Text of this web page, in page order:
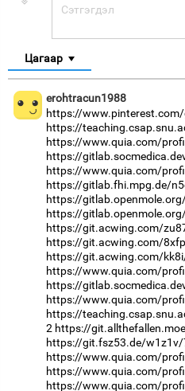
Цагаар
erohtracun1988
https://www.pinterest.com/
https://
https://www.quia.com/
https://
https://www.quia.com/
https://gitlab.fhi.mpg.de/
https://
https://
https://git.acwing.com/
https://git.acwing.com/
https://git.acwing.com/
https://www.quia.com/
https://
https://www.quia.com/
https://
2 https://
https://git.fsz53.de/
https://www.quia.com/
https://www.quia.com/
https://www.quia.com/